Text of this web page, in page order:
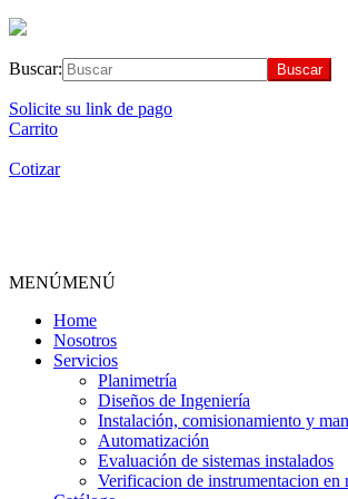
Buscar:
Solicite su link de pago
Carrito
Cotizar
MENÚMENÚ
Home
Nosotros
Servicios
Planimetría
Diseños de Ingeniería
Instalación, comisionamiento y
Automatización
Evaluación de sistemas instalados
Verificacion de instrumentacion en